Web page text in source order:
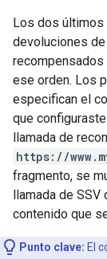
Los dos últimos
devoluciones
ese orden. Los
especifican el
que
llamada de
https://
fragmento, se
llamada de
contenido que
Punto clave: El